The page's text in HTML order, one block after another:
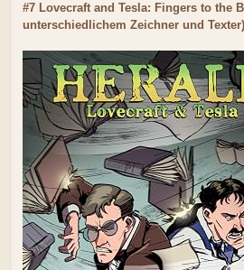
#7 Lovecraft and Tesla: Fingers to the
unterschiedlichem Zeichner und Texter)